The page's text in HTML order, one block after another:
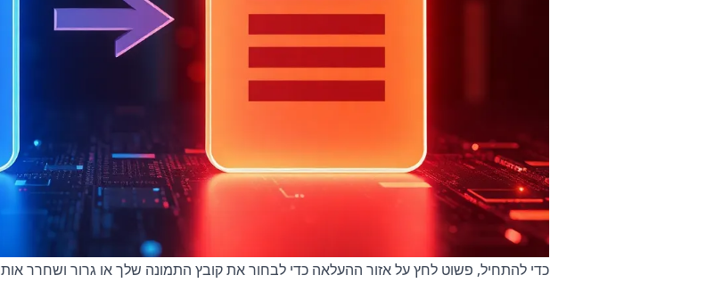
כדי להתחיל, פשוט לחץ על אזור ההעלאה כדי לבחור את קובץ התמונה שלך או גרור ושחרר